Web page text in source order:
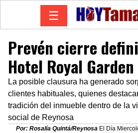
☰
Prevén cierre
Hotel Royal
La posible clausura ha generado
clientes habituales, quienes
tradición del inmueble dentro de la
social de Reynosa
Por: Rosalía Quintá/Reynosa El Día